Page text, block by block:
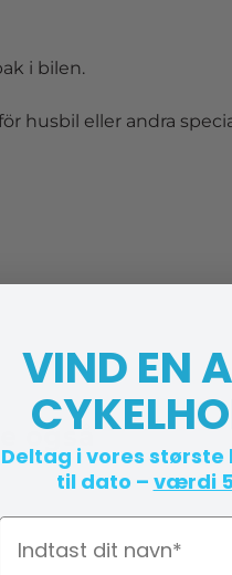
i bilen.
eller andra
også
VIND EN
Deltag i vores
til dato – værdi
Navn